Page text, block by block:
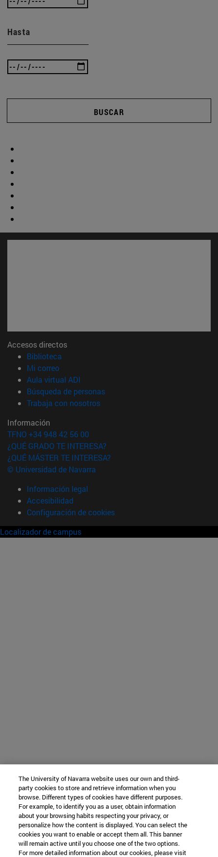
Hasta
BUSCAR
Accesos directos
Biblioteca
Mi correo(abre en nueva ventana)
Aula virtual ADI
Búsqueda de personas(abre en nueva ventana)
Trabaja con nosotros(abre en nueva ventana)
Información
TFNO +34 948 42 56 00
¿QUÉ GRADO TE INTERESA?
¿QUÉ MÁSTER TE INTERESA?
© Universidad de Navarra
Información legal
Accesibilidad
Configuración de cookies
Localizador de campus
The University of Navarra website uses our own and third-
party cookies to store and retrieve information when you
browse. Different types of cookies have different purposes.
For example, to identify you as a user, obtain information
about your browsing habits respecting your privacy, or
personalize how the content is displayed. You can select the
cookies you want to enable or accept them all. This banner
will remain active until you choose one of the two options.
For more detailed information about our cookies, please visit